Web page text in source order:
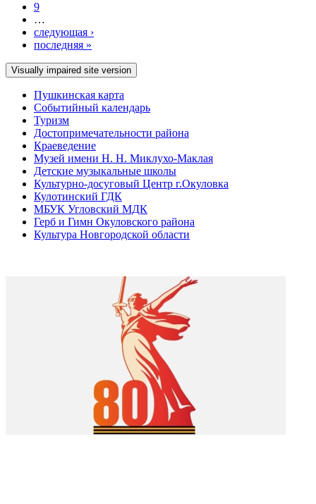
9
…
следующая ›
последняя »
Пушкинская карта
Событийный календарь
Туризм
Достопримечательности района
Краеведение
Музей имени Н. Н. Миклухо-Маклая
Детские музыкальные школы
Культурно-досуговый Центр г.Окуловка
Кулотинский ГДК
МБУК Угловский МДК
Герб и Гимн Окуловского района
Культура Новгородской области